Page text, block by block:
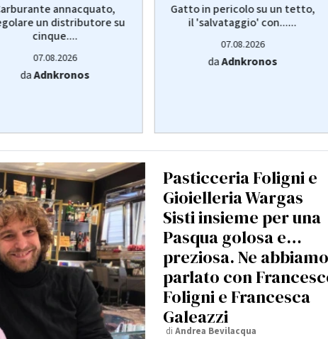
annacquato,
un distributore su
cinque....
07.08.2026
daAdnkronos
Gatto in pericolo su un tetto,
il 'salvataggio' con......
07.08.2026
daAdnkronos
Pasticceria Foligni e
Gioielleria Wargas
Sisti insieme per una
Pasqua golosa e…
preziosa. Ne abbiamo
parlato con
Foligni e Francesca
Galeazzi
di Andrea Bevilacqua